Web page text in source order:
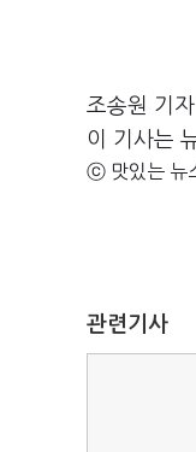
조송원 기
이 기사는
ⓒ 맛있는 뉴
관련기사